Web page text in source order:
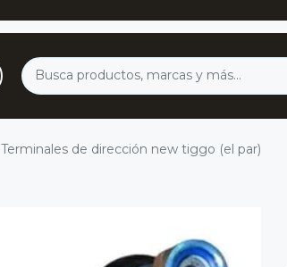
Terminales de dirección new tiggo (el par)